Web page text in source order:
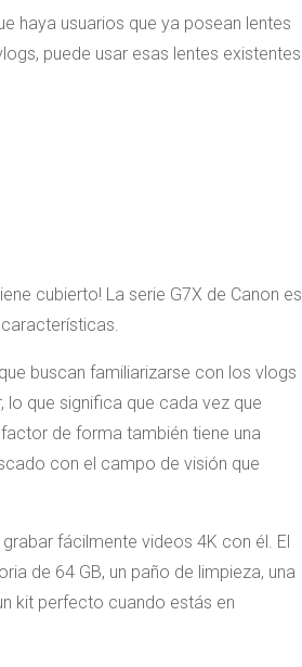
haya usuarios que ya posean lentes
puede usar esas lentes existentes
cubierto! La serie G7X de Canon es
buscan familiarizarse con los vlogs
lo que significa que cada vez que
de forma también tiene una
con el campo de visión que
fácilmente videos 4K con él. El
de 64 GB, un paño de limpieza, una
kit perfecto cuando estás en